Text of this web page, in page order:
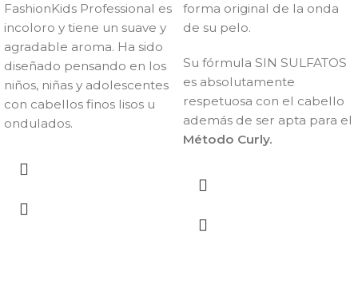
FashionKids Professional es
incoloro y tiene un suave y
agradable aroma. Ha sido
diseñado pensando en los
niños, niñas y adolescentes
con cabellos finos lisos u
ondulados.
forma original de la onda
de su pelo.
Su fórmula SIN SULFATOS
es absolutamente
respetuosa con el cabello
además de ser apta para el
Método Curly.